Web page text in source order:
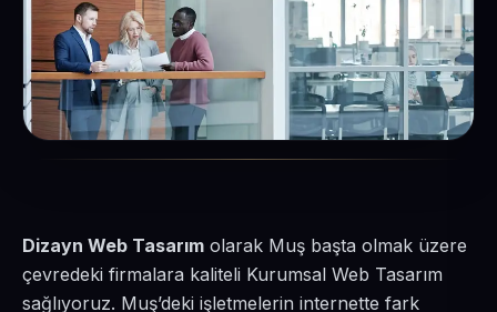
Dizayn Web Tasarım olarak Muş başta olmak üzere
çevredeki firmalara kaliteli Kurumsal Web Tasarım
sağlıyoruz. Muş’deki işletmelerin internette fark